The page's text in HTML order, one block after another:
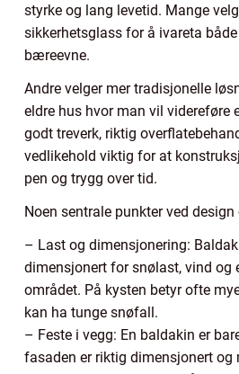
styrke og lang levetid. Mange
sikkerhetsglass for å ivareta
bæreevne.
Andre velger mer tradisjonelle
eldre hus hvor man vil videreføre
godt treverk, riktig
vedlikehold viktig for at
pen og trygg over tid.
Noen sentrale punkter ved design
– Last og dimensjonering:
dimensjonert for snølast, vind og
området. På kysten betyr ofte
kan ha tunge snøfall.
– Feste i vegg: En baldakin er
fasaden er riktig dimensjonert og